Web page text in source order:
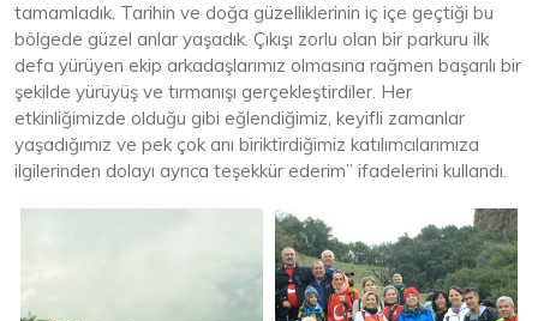
tamamladık. Tarihin ve doğa güzelliklerinin iç içe geçtiği bu
bölgede güzel anlar yaşadık. Çıkışı zorlu olan bir parkuru ilk
defa yürüyen ekip arkadaşlarımız olmasına rağmen başarılı bir
şekilde yürüyüş ve tırmanışı gerçekleştirdiler. Her
etkinliğimizde olduğu gibi eğlendiğimiz, keyifli zamanlar
yaşadığımız ve pek çok anı biriktirdiğimiz katılımcılarımıza
ilgilerinden dolayı ayrıca teşekkür ederim” ifadelerini kullandı.